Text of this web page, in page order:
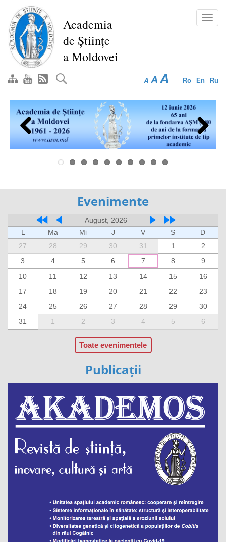
Перейти
основному
содержанию
Academia
de Științe
a Moldovei
Ro En Ru
A A A
Previous Next
Evenimente
August, 2026
L
Ma Mi J V S
D
27
28 29 30 31 1
2
3
4 5 6 7 8
9
10
11 12 13 14 15
16
17
18 19 20 21 22
23
24
25 26 27 28 29
30
31
1 2 3 4 5 6
Toate evenimentele
Publicații